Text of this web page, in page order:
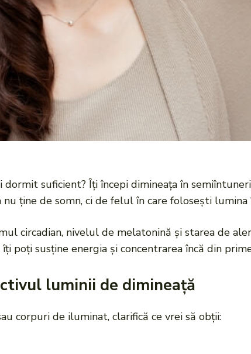
suficient? Îți începi dimineața în
ține de somn, ci de felul în care folosești
circadian, nivelul de melatonină și starea de
poți susține energia și concentrarea încă din
luminii de dimineață
corpuri de iluminat, clarifică ce vrei să obții: